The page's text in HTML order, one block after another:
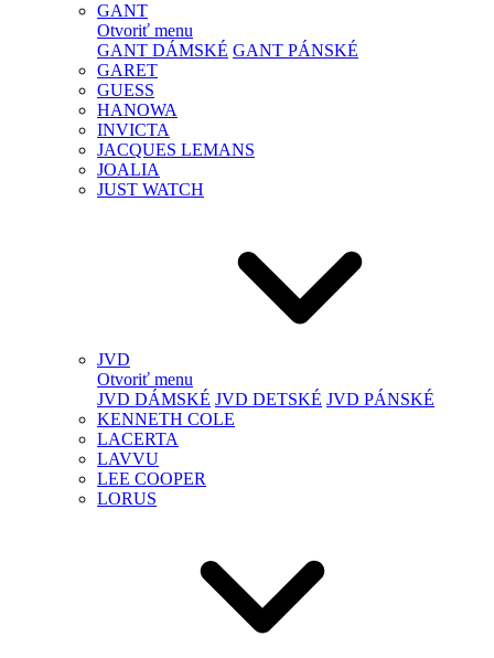
GANT
Otvoriť menu
GANT DÁMSKÉ GANT PÁNSKÉ
GARET
GUESS
HANOWA
INVICTA
JACQUES LEMANS
JOALIA
JUST WATCH
JVD
Otvoriť menu
JVD DÁMSKÉ JVD DETSKÉ JVD PÁNSKÉ
KENNETH COLE
LACERTA
LAVVU
LEE COOPER
LORUS